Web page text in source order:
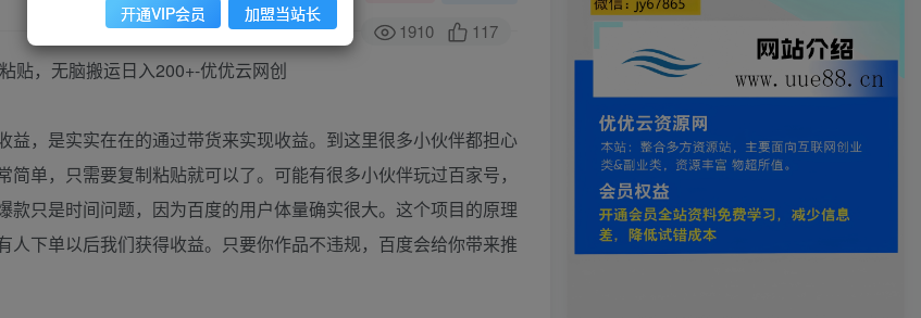
1910 117
，是实实在在的通过带货来实现收益。到这里很多小伙伴都担心
单，只需要复制粘贴就可以了。可能有很多小伙伴玩过百家号，
只是时间问题，因为百度的用户体量确实很大。这个项目的原理
下单以后我们获得收益。只要你作品不违规，百度会给你带来推
开通VIP会员 加盟当站长